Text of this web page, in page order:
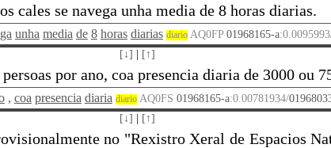
cales se navega unha media de 8 horas diarias.
unha media de 8 horas diarias diarioAQ0FP 01968165-a
[↓] [↑]
por ano, coa presencia diaria de 3000 ou
, coa presencia diaria diarioAQ0FS 01968165-a:0.00781934/
[↓] [↑]
no "Rexistro Xeral de Espacios